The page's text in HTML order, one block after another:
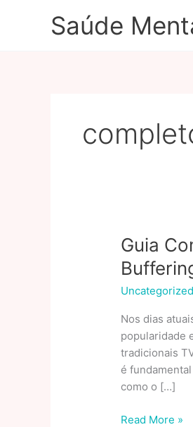
Saúde
Guia
Uncategorized
Nos dias
popularidade
tradicionais
é
como o […]
Guia
Read More »